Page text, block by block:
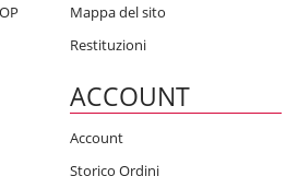
Mappa del sito
Restituzioni
ACCOUNT
Account
Storico Ordini